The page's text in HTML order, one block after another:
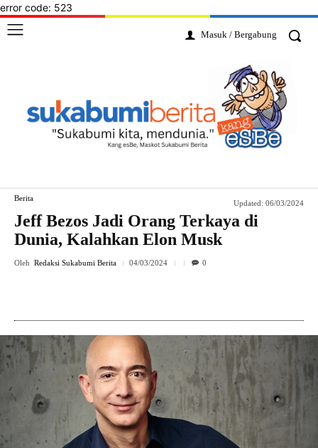
error code: 523
Masuk / Bergabung
Berita
Updated: 06/03/2024
Jeff Bezos Jadi Orang Terkaya di
Dunia, Kalahkan Elon Musk
Oleh Redaksi Sukabumi Berita 04/03/2024 0